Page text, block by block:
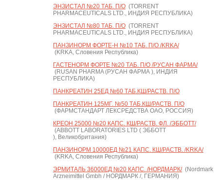
ЭНЗИСТАЛ №20 ТАБ. П/О(TORRENT
PHARMACEUTICALS LTD., ИНДИЯ РЕСПУБЛИКА)
ЭНЗИСТАЛ №80 ТАБ. П/О(TORRENT
PHARMACEUTICALS LTD., ИНДИЯ РЕСПУБЛИКА)
ПАНЗИНОРМ ФОРТЕ-Н №10 ТАБ. П/О /KRKA/
(KRKA, Словения Республика)
ГАСТЕНОРМ ФОРТЕ №20 ТАБ. П/О /РУСАН ФАРМА/
(RUSAN PHARMA (РУСАН ФАРМА ), ИНДИЯ
РЕСПУБЛИКА)
ПАНКРЕАТИН 25ЕД №60 ТАБ.КШ/РАСТВ. П/О
ПАНКРЕАТИН 125МГ. №50 ТАБ.КШ/РАСТВ. П/О
(ФАРМСТАНДАРТ ЛЕКСРЕДСТВА ОАО, РОССИЯ)
КРЕОН 25000 №20 КАПС. КШ/РАСТВ. ФЛ. /ЭББОТТ/
(ABBOTT LABORATORIES LTD ( ЭББОТТ
), Великобритания)
ПАНЗИНОРМ 10000ЕД №21 КАПС. КШ/РАСТВ. /KRKA/
(KRKA, Словения Республика)
ЭРМИТАЛЬ 36000ЕД №20 КАПС. /НОРДМАРК/(Nordmark
Arzneimittel Gmbh / НОРДМАРК /, ГЕРМАНИЯ)